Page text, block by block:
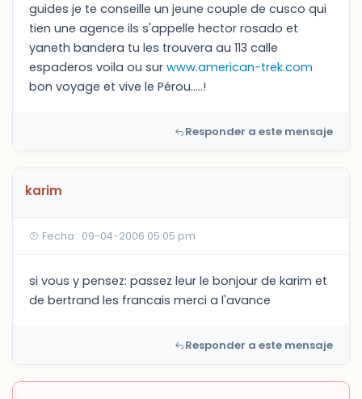
guides je te conseille un jeune couple de cusco qui
tien une agence ils s'appelle hector rosado et
yaneth bandera tu les trouvera au 113 calle
espaderos voila ou sur www.american-trek.com
bon voyage et vive le Pérou.....!
Responder a este mensaje
karim
Fecha : 09-04-2006 05:05 pm
si vous y pensez: passez leur le bonjour de karim et
de bertrand les francais merci a l'avance
Responder a este mensaje